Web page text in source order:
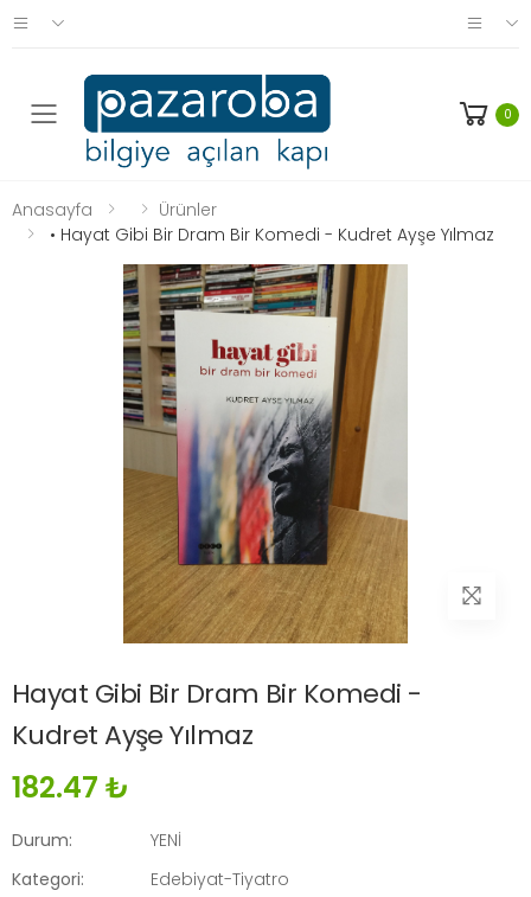
0
Anasayfa
Ürünler
• Hayat Gibi Bir Dram Bir Komedi - Kudret Ayşe Yılmaz
Hayat Gibi Bir Dram Bir Komedi -
Kudret Ayşe Yılmaz
182.47 ₺
Durum:
YENİ
Kategori:
Edebiyat-Tiyatro